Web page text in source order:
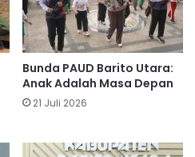
Bunda PAUD Barito Utara:
Anak Adalah Masa Depan
21 Juli 2026